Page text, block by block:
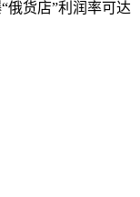
俄货店”利润率可达